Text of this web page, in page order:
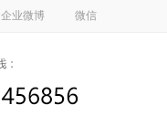
企业微博 微信